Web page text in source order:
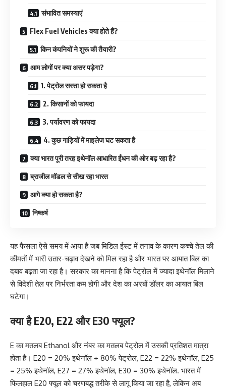
संभावित समस्याएं
Flex Fuel Vehicles क्या होते हैं?
किन कंपनियों ने शुरू की तैयारी?
आम लोगों पर क्या असर पड़ेगा?
1. पेट्रोल सस्ता हो सकता है
2. किसानों को फायदा
3. पर्यावरण को फायदा
4. कुछ गाड़ियों में माइलेज घट सकता है
क्या भारत पूरी तरह इथेनॉल आधारित ईंधन की ओर बढ़ रहा है?
ब्राजील मॉडल से सीख रहा भारत
आगे क्या हो सकता है?
निष्कर्ष
यह फैसला ऐसे समय में आया है जब मिडिल ईस्ट में तनाव के कारण कच्चे तेल की
कीमतों में भारी उतार-चढ़ाव देखने को मिल रहा है और भारत पर आयात बिल का
दबाव बढ़ता जा रहा है। सरकार का मानना है कि पेट्रोल में ज्यादा इथेनॉल मिलाने
से विदेशी तेल पर निर्भरता कम होगी और देश का अरबों डॉलर का आयात बिल
घटेगा।
क्या है E20, E22 और E30 फ्यूल?
E का मतलब Ethanol और नंबर का मतलब पेट्रोल में उसकी प्रतिशत मात्रा
होता है। E20 = 20% इथेनॉल + 80% पेट्रोल, E22 = 22% इथेनॉल, E25
= 25% इथेनॉल, E27 = 27% इथेनॉल, E30 = 30% इथेनॉल. भारत में
फिलहाल E20 फ्यूल को चरणबद्ध तरीके से लागू किया जा रहा है, लेकिन अब